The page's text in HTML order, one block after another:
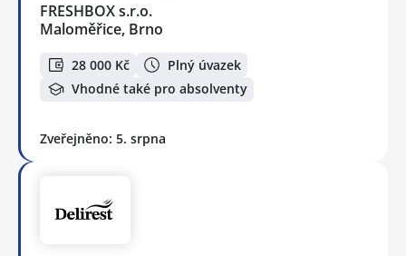
FRESHBOX s.r.o.
Maloměřice, Brno
28 000 Kč
Plný úvazek
Vhodné také pro absolventy
Zveřejněno: 5. srpna